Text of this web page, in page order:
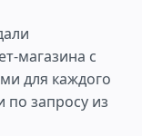
магазина с
для каждого
по запросу из